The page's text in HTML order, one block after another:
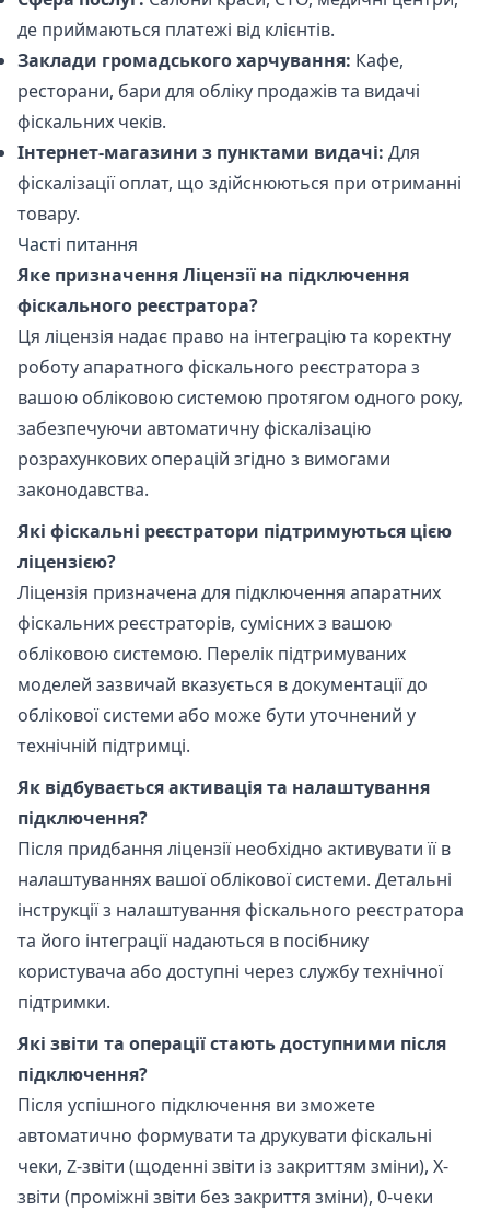
де приймаються платежі від клієнтів.
Заклади громадського харчування: Кафе,
ресторани, бари для обліку продажів та видачі
фіскальних чеків.
Інтернет-магазини з пунктами видачі: Для
фіскалізації оплат, що здійснюються при отриманні
товару.
Часті питання
Яке призначення Ліцензії на підключення
фіскального реєстратора?
Ця ліцензія надає право на інтеграцію та коректну
роботу апаратного фіскального реєстратора з
вашою обліковою системою протягом одного року,
забезпечуючи автоматичну фіскалізацію
розрахункових операцій згідно з вимогами
законодавства.
Які фіскальні реєстратори підтримуються цією
ліцензією?
Ліцензія призначена для підключення апаратних
фіскальних реєстраторів, сумісних з вашою
обліковою системою. Перелік підтримуваних
моделей зазвичай вказується в документації до
облікової системи або може бути уточнений у
технічній підтримці.
Як відбувається активація та налаштування
підключення?
Після придбання ліцензії необхідно активувати її в
налаштуваннях вашої облікової системи. Детальні
інструкції з налаштування фіскального реєстратора
та його інтеграції надаються в посібнику
користувача або доступні через службу технічної
підтримки.
Які звіти та операції стають доступними після
підключення?
Після успішного підключення ви зможете
автоматично формувати та друкувати фіскальні
чеки, Z-звіти (щоденні звіти із закриттям зміни), X-
звіти (проміжні звіти без закриття зміни), 0-чеки